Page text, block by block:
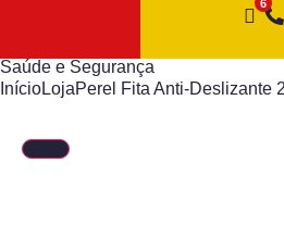
Saúde e Segurança
InícioLojaPerel Fita Anti-Deslizante